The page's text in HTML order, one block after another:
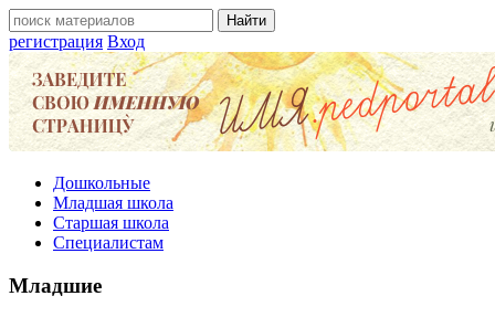
регистрация Вход
Дошкольные
Младшая школа
Старшая школа
Специалистам
Младшие